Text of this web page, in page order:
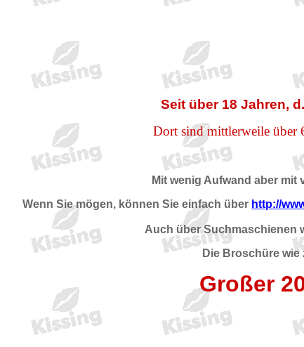
Seit über 18 Jahren,
Dort sind mittlerweile über
Mit wenig Aufwand aber
Wenn Sie mögen, können Sie einfach über http://
Auch über Suchmaschienen
Die Broschüre wie
Großer